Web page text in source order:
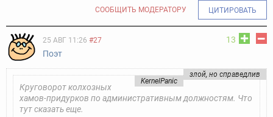
СООБЩИТЬ МОДЕРАТОРУ ЦИТИРОВАТЬ
13
25 АВГ 11:26 #27
Поэт
злой, но справедлив
KernelPanic
Круговорот колхозных
хамов-придурков по административным должностям. Что
тут сказать еще.